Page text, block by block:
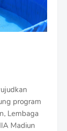
program
Lembaga
Madiun